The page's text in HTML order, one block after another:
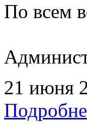
По всем
21 июня